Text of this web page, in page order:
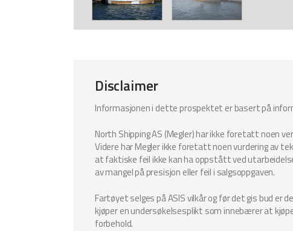
Disclaimer
Informasjonen i dette prospektet er basert på
North Shipping AS (Megler) har ikke foretatt
Videre har Megler ikke foretatt noen vurdering av
at faktiske feil ikke kan ha oppstått ved
av mangel på presisjon eller feil i salgsoppgaven.
Fartøyet selges på ASIS vilkår og før det gis bud
kjøper en undersøkelsesplikt som innebærer at
forbehold.